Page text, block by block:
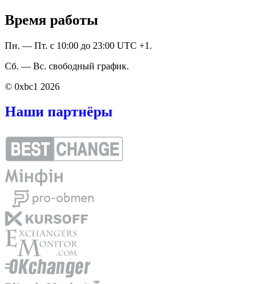
Время работы
Пн. — Пт. с 10:00 до 23:00 UTC +1.
Сб. — Вс. свободный график.
© 0xbc1 2026
Наши партнёры